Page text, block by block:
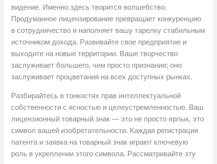
видение. Именно здесь творится волшебство.
Продуманное лицензирование превращает конкуренцию
в сотрудничество и наполняет вашу тарелку стабильным
источником дохода. Развивайте свое предприятие и
выходите на новые территории. Ваше творчество
заслуживает большего, чем просто признания; оно
заслуживает процветания на всех доступных рынках.
Разбирайтесь в тонкостях прав интеллектуальной
собственности с ясностью и целеустремленностью. Ваш
лицензионный товарный знак — это не просто ярлык, это
символ вашей изобретательности. Каждая регистрация
патента и заявка на товарный знак играют ключевую
роль в укреплении этого символа. Рассматривайте эту